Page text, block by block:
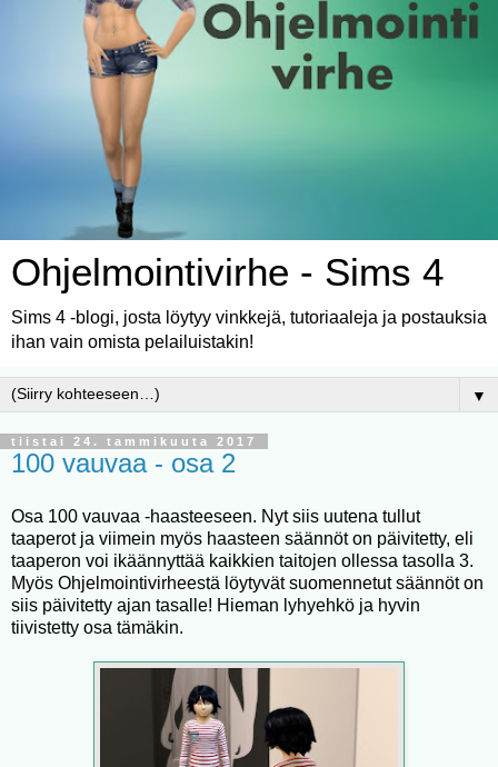
Ohjelmointivirhe - Sims 4
Sims 4 -blogi, josta löytyy vinkkejä, tutoriaaleja ja postauksia
ihan vain omista pelailuistakin!
▼
tiistai 24. tammikuuta 2017
100 vauvaa - osa 2
Osa 100 vauvaa -haasteeseen. Nyt siis uutena tullut
taaperot ja viimein myös haasteen säännöt on päivitetty, eli
taaperon voi ikäännyttää kaikkien taitojen ollessa tasolla 3.
Myös Ohjelmointivirheestä löytyvät suomennetut säännöt on
siis päivitetty ajan tasalle! Hieman lyhyehkö ja hyvin
tiivistetty osa tämäkin.